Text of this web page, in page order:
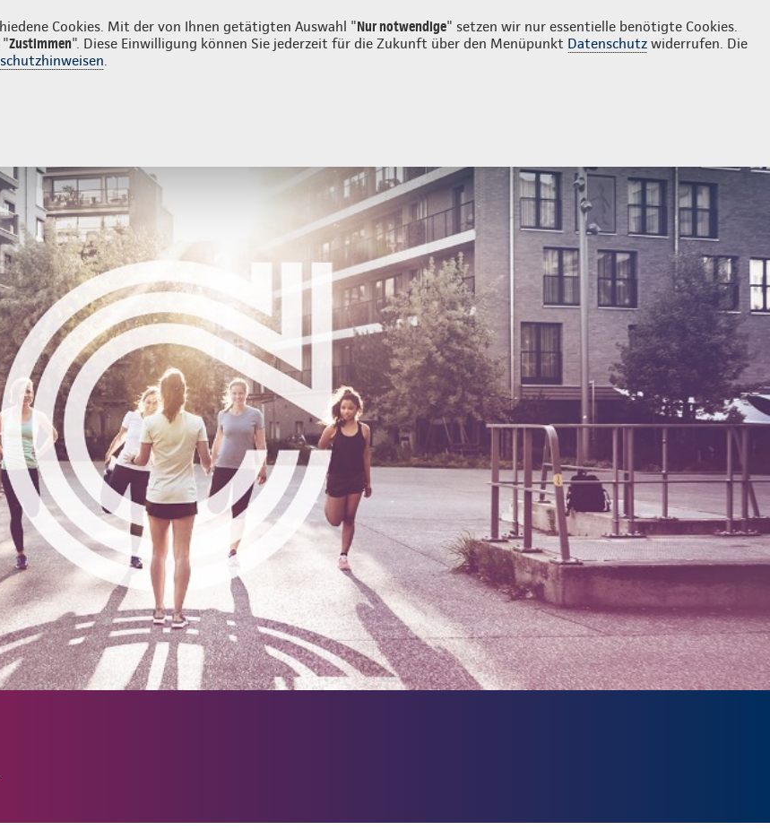
Cookies. Mit der von Ihnen getätigten Auswahl "Nur notwendige" setzen wir nur essentielle benötigte Cookies.
"Zustimmen". Diese Einwilligung können Sie jederzeit für die Zukunft über den Menüpunkt Datenschutz widerrufen. Die
.
Login Kontakt 05182 92010